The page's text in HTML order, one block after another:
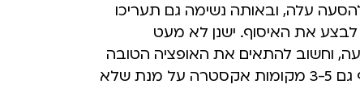
עלה, ובאותה נשימה גם תעריכו
את האיסוף. ישנן לא מעט
וחשוב להתאים את האופציה הטובה
ביותר בהתאם לכמות האנשים. קחו בנוסף גם 3-5 מקומות אקסטרה על מנת שלא